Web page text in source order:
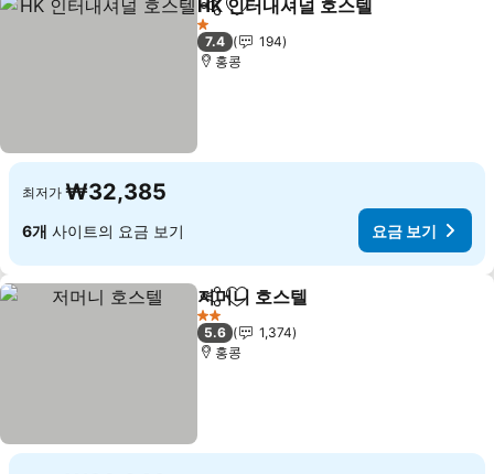
공유 즐겨찾기에 추가
HK 인터내셔널 호스텔
1 성급
7.4
194
홍콩
최저가 ₩32,385
6개 사이트의 요금 보기 요금 보기
공유 즐겨찾기에 추가
저머니 호스텔
2 성급
5.6
1,374
홍콩